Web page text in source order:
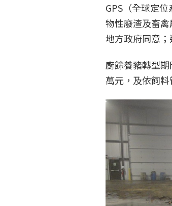
GPS（全球定
物性廢渣及畜
地方政府同意
廚餘養豬轉型
萬元，及依飼